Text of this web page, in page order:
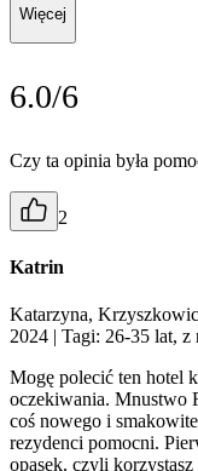
Więcej
6.0/6
Czy ta opinia była
2
Katrin
Katarzyna,
2024 | Tagi: 26-35 lat, z
Mogę polecić ten hotel
oczekiwania. Mnustwo
coś nowego i
rezydenci pomocni.
opasek, czyli